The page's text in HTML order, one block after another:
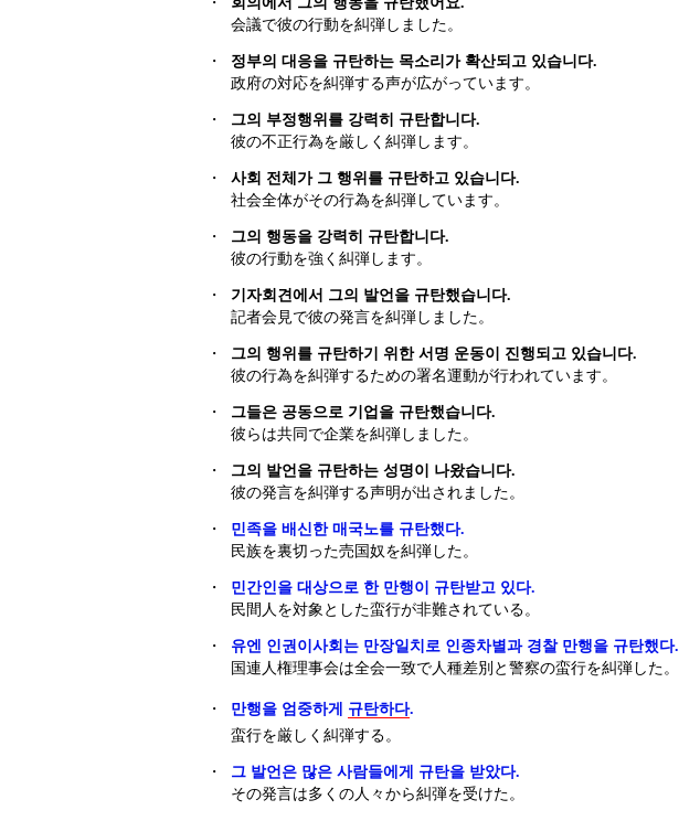
会議で彼の行動を糾弾しました。
・
정부의 대응을 규탄하는 목소리가 확산되고 있습니다.
政府の対応を糾弾する声が広がっています。
・
그의 부정행위를 강력히 규탄합니다.
彼の不正行為を厳しく糾弾します。
・
사회 전체가 그 행위를 규탄하고 있습니다.
社会全体がその行為を糾弾しています。
・
그의 행동을 강력히 규탄합니다.
彼の行動を強く糾弾します。
・
기자회견에서 그의 발언을 규탄했습니다.
記者会見で彼の発言を糾弾しました。
・
그의 행위를 규탄하기 위한 서명 운동이 진행되고 있습니다.
彼の行為を糾弾するための署名運動が行われています。
・
그들은 공동으로 기업을 규탄했습니다.
彼らは共同で企業を糾弾しました。
・
그의 발언을 규탄하는 성명이 나왔습니다.
彼の発言を糾弾する声明が出されました。
・
민족을 배신한 매국노를 규탄했다.
民族を裏切った売国奴を糾弾した。
・
민간인을 대상으로 한 만행이 규탄받고 있다.
民間人を対象とした蛮行が非難されている。
・
유엔 인권이사회는 만장일치로 인종차별과 경찰 만행을 규탄했다.
国連人権理事会は全会一致で人種差別と警察の蛮行を糾弾した。
・ 만행을 엄중하게 규탄하다.
蛮行を厳しく糾弾する。
・
그 발언은 많은 사람들에게 규탄을 받았다.
その発言は多くの人々から糾弾を受けた。